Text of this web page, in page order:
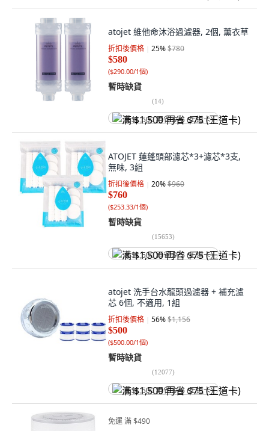
atojet 維他命沐浴過濾器, 2個, 薰衣草
折扣後價格 25%$780
$580
($290.00/1個)
暫時缺貨
(14)
满 $1,500 再省 $75 (王道卡)
ATOJET 蓮蓬頭部濾芯*3+濾芯*3支,
無味, 3組
折扣後價格 20%$960
$760
($253.33/1個)
暫時缺貨
(15653)
满 $1,500 再省 $75 (王道卡)
atojet 洗手台水龍頭過濾器 + 補充濾
芯 6個, 不適用, 1組
折扣後價格 56%$1,156
$500
($500.00/1個)
暫時缺貨
(12077)
满 $1,500 再省 $75 (王道卡)
免運 滿 $490